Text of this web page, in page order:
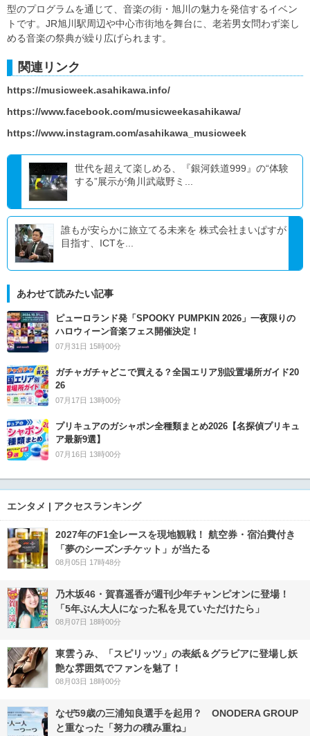
型のプログラムを通じて、音楽の街・旭川の魅力を発信するイベン
トです。JR旭川駅周辺や中心市街地を舞台に、老若男女問わず楽し
める音楽の祭典が繰り広げられます。
関連リンク
https://musicweek.asahikawa.info/
https://www.facebook.com/musicweekasahikawa/
https://www.instagram.com/asahikawa_musicweek
世代を超えて楽しめる、『銀河鉄道999』の“体験
する”展示が角川武蔵野ミ...
​​誰もが安らかに旅立てる未来を​ ​​株式会社まいぱすが
目指す、ICTを...
あわせて読みたい記事
ピューロランド発「SPOOKY PUMPKIN 2026」一夜限りの
ハロウィーン音楽フェス開催決定！
07月31日 15時00分
ガチャガチャどこで買える？全国エリア別設置場所ガイド20
26
07月17日 13時00分
プリキュアのガシャポン全種類まとめ2026【名探偵プリキュ
ア最新9選】
07月16日 13時00分
エンタメ | アクセスランキング
2027年のF1全レースを現地観戦！ 航空券・宿泊費付き
「夢のシーズンチケット」が当たる
08月05日 17時48分
乃木坂46・賀喜遥香が週刊少年チャンピオンに登場！
「5年ぶん大人になった私を見ていただけたら」
08月07日 18時00分
東雲うみ、「スピリッツ」の表紙＆グラビアに登場し妖
艶な雰囲気でファンを魅了！
08月03日 18時00分
なぜ59歳の三浦知良選手を起用？ ONODERA GROUP
と重なった「努力の積み重ね」